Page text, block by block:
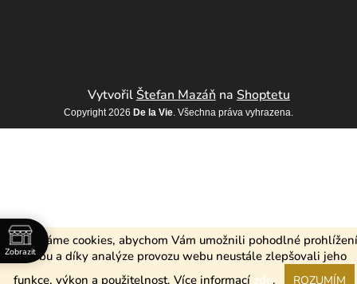
Používáme cookies, abychom Vám umožnili pohodlné prohlížení
webu a díky analýze provozu webu neustále zlepšovali jeho
funkce, výkon a použitelnost. Více informací zde. ROZUMÍM
VytvořilŠtefan Mazáň na Shoptetu
Copyright 2026 De la Vie. Všechna práva vyhrazena.
Zobrazit
2